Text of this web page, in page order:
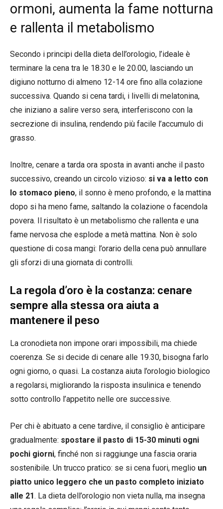
ormoni, aumenta la fame notturna
e rallenta il metabolismo
Secondo i principi della dieta dell’orologio, l’ideale è
terminare la cena tra le 18.30 e le 20.00, lasciando un
digiuno notturno di almeno 12-14 ore fino alla colazione
successiva. Quando si cena tardi, i livelli di melatonina,
che iniziano a salire verso sera, interferiscono con la
secrezione di insulina, rendendo più facile l’accumulo di
grasso.
Inoltre, cenare a tarda ora sposta in avanti anche il pasto
successivo, creando un circolo vizioso: si va a letto con
lo stomaco pieno, il sonno è meno profondo, e la mattina
dopo si ha meno fame, saltando la colazione o facendola
povera. Il risultato è un metabolismo che rallenta e una
fame nervosa che esplode a metà mattina. Non è solo
questione di cosa mangi: l’orario della cena può annullare
gli sforzi di una giornata di controlli.
La regola d’oro è la costanza: cenare
sempre alla stessa ora aiuta a
mantenere il peso
La cronodieta non impone orari impossibili, ma chiede
coerenza. Se si decide di cenare alle 19.30, bisogna farlo
ogni giorno, o quasi. La costanza aiuta l’orologio biologico
a regolarsi, migliorando la risposta insulinica e tenendo
sotto controllo l’appetito nelle ore successive.
Per chi è abituato a cene tardive, il consiglio è anticipare
gradualmente: spostare il pasto di 15-30 minuti ogni
pochi giorni, finché non si raggiunge una fascia oraria
sostenibile. Un trucco pratico: se si cena fuori, meglio un
piatto unico leggero che un pasto completo iniziato
alle 21. La dieta dell’orologio non vieta nulla, ma insegna